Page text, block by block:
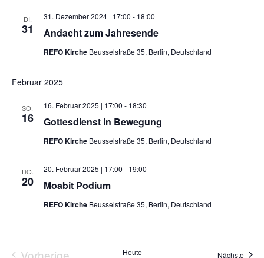
DI.
31 Andacht zum Jahresende
31. Dezember 2024 | 17:00 - 18:00
REFO Kirche Beusselstraße 35, Berlin, Deutschland
Februar 2025
SO.
16 Gottesdienst in Bewegung
16. Februar 2025 | 17:00 - 18:30
REFO Kirche Beusselstraße 35, Berlin, Deutschland
DO.
20 Moabit Podium
20. Februar 2025 | 17:00 - 19:00
REFO Kirche Beusselstraße 35, Berlin, Deutschland
Vorherige
Heute Nächste